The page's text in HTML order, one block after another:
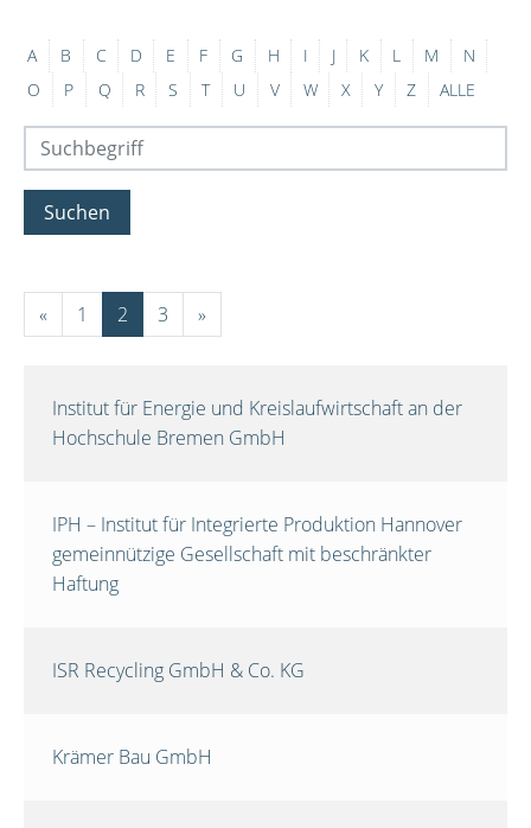
A B C D E F G H I J K L M
N
O
P Q R S T U V W X Y Z ALLE
Suchen
« 1 2 3 »
Institut für Energie und Kreislaufwirtschaft an der
Hochschule Bremen GmbH
IPH – Institut für Integrierte Produktion Hannover
gemeinnützige Gesellschaft mit beschränkter
Haftung
ISR Recycling GmbH & Co. KG
Krämer Bau GmbH